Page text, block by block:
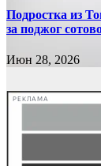
Подростка из
за поджог
Июн 28, 2026
РЕКЛАМА